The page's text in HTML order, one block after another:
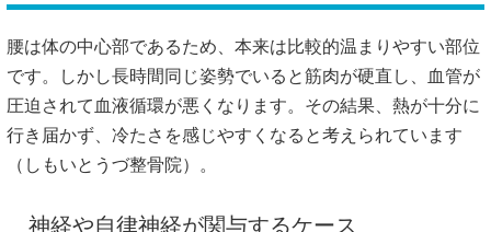
腰は体の中心部であるため、本来は比較的温まりやすい部位
です。しかし長時間同じ姿勢でいると筋肉が硬直し、血管が
圧迫されて血液循環が悪くなります。その結果、熱が十分に
行き届かず、冷たさを感じやすくなると考えられています
（ しもいとうづ整骨院）。
神経や自律神経が関与するケース